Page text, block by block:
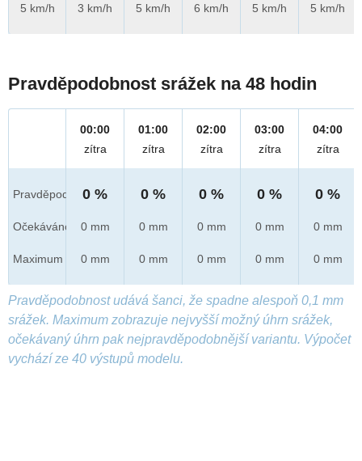
5 km/h
3 km/h
5 km/h
6 km/h
5 km/h
5 km/h
Pravděpodobnost srážek na 48 hodin
Pravděpod.
Očekáváno
Maximum
00:00
zítra
0 %
0 mm
0 mm
01:00
zítra
0 %
0 mm
0 mm
02:00
zítra
0 %
0 mm
0 mm
03:00
zítra
0 %
0 mm
0 mm
04:00
zítra
0 %
0 mm
0 mm
Pravděpodobnost udává šanci, že spadne alespoň 0,1 mm
srážek. Maximum zobrazuje nejvyšší možný úhrn srážek,
očekávaný úhrn pak nejpravděpodobnější variantu. Výpočet
vychází ze 40 výstupů modelu.